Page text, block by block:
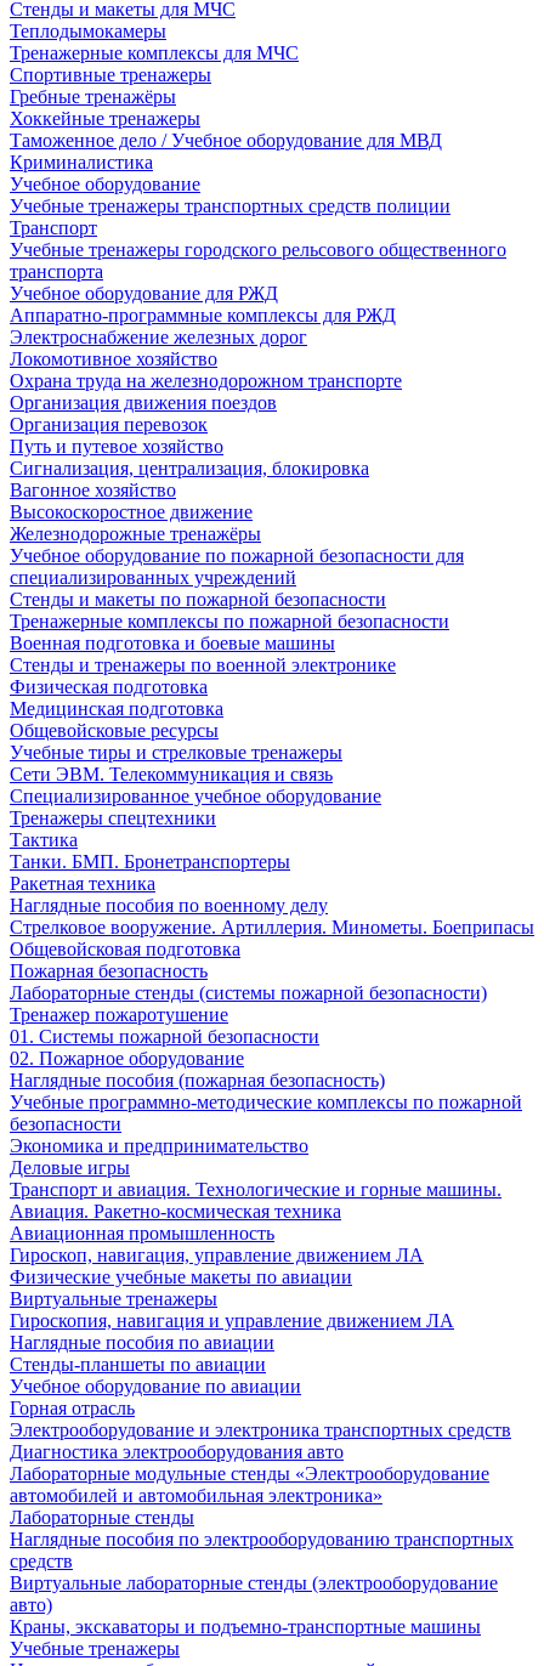
Стенды и макеты для МЧС
Теплодымокамеры
Тренажерные комплексы для МЧС
Спортивные тренажеры
Гребные тренажёры
Хоккейные тренажеры
Таможенное дело / Учебное оборудование для МВД
Криминалистика
Учебное оборудование
Учебные тренажеры транспортных средств полиции
Транспорт
Учебные тренажеры городского рельсового общественного
транспорта
Учебное оборудование для РЖД
Аппаратно-программные комплексы для РЖД
Электроснабжение железных дорог
Локомотивное хозяйство
Охрана труда на железнодорожном транспорте
Организация движения поездов
Организация перевозок
Путь и путевое хозяйство
Сигнализация, централизация, блокировка
Вагонное хозяйство
Высокоскоростное движение
Железнодорожные тренажёры
Учебное оборудование по пожарной безопасности для
специализированных учреждений
Стенды и макеты по пожарной безопасности
Тренажерные комплексы по пожарной безопасности
Военная подготовка и боевые машины
Стенды и тренажеры по военной электронике
Физическая подготовка
Медицинская подготовка
Общевойсковые ресурсы
Учебные тиры и стрелковые тренажеры
Сети ЭВМ. Телекоммуникация и связь
Специализированное учебное оборудование
Тренажеры спецтехники
Тактика
Танки. БМП. Бронетранспортеры
Ракетная техника
Наглядные пособия по военному делу
Стрелковое вооружение. Артиллерия. Минометы. Боеприпасы
Общевойсковая подготовка
Пожарная безопасность
Лабораторные стенды (системы пожарной безопасности)
Тренажер пожаротушение
01. Системы пожарной безопасности
02. Пожарное оборудование
Наглядные пособия (пожарная безопасность)
Учебные программно-методические комплексы по пожарной
безопасности
Экономика и предпринимательство
Деловые игры
Транспорт и авиация. Технологические и горные машины.
Авиация. Ракетно-космическая техника
Авиационная промышленность
Гироскоп, навигация, управление движением ЛА
Физические учебные макеты по авиации
Виртуальные тренажеры
Гироскопия, навигация и управление движением ЛА
Наглядные пособия по авиации
Стенды-планшеты по авиации
Учебное оборудование по авиации
Горная отрасль
Электрооборудование и электроника транспортных средств
Диагностика электрооборудования авто
Лабораторные модульные стенды «Электрооборудование
автомобилей и автомобильная электроника»
Лабораторные стенды
Наглядные пособия по электрооборудованию транспортных
средств
Виртуальные лабораторные стенды (электрооборудование
авто)
Краны, экскаваторы и подъемно-транспортные машины
Учебные тренажеры